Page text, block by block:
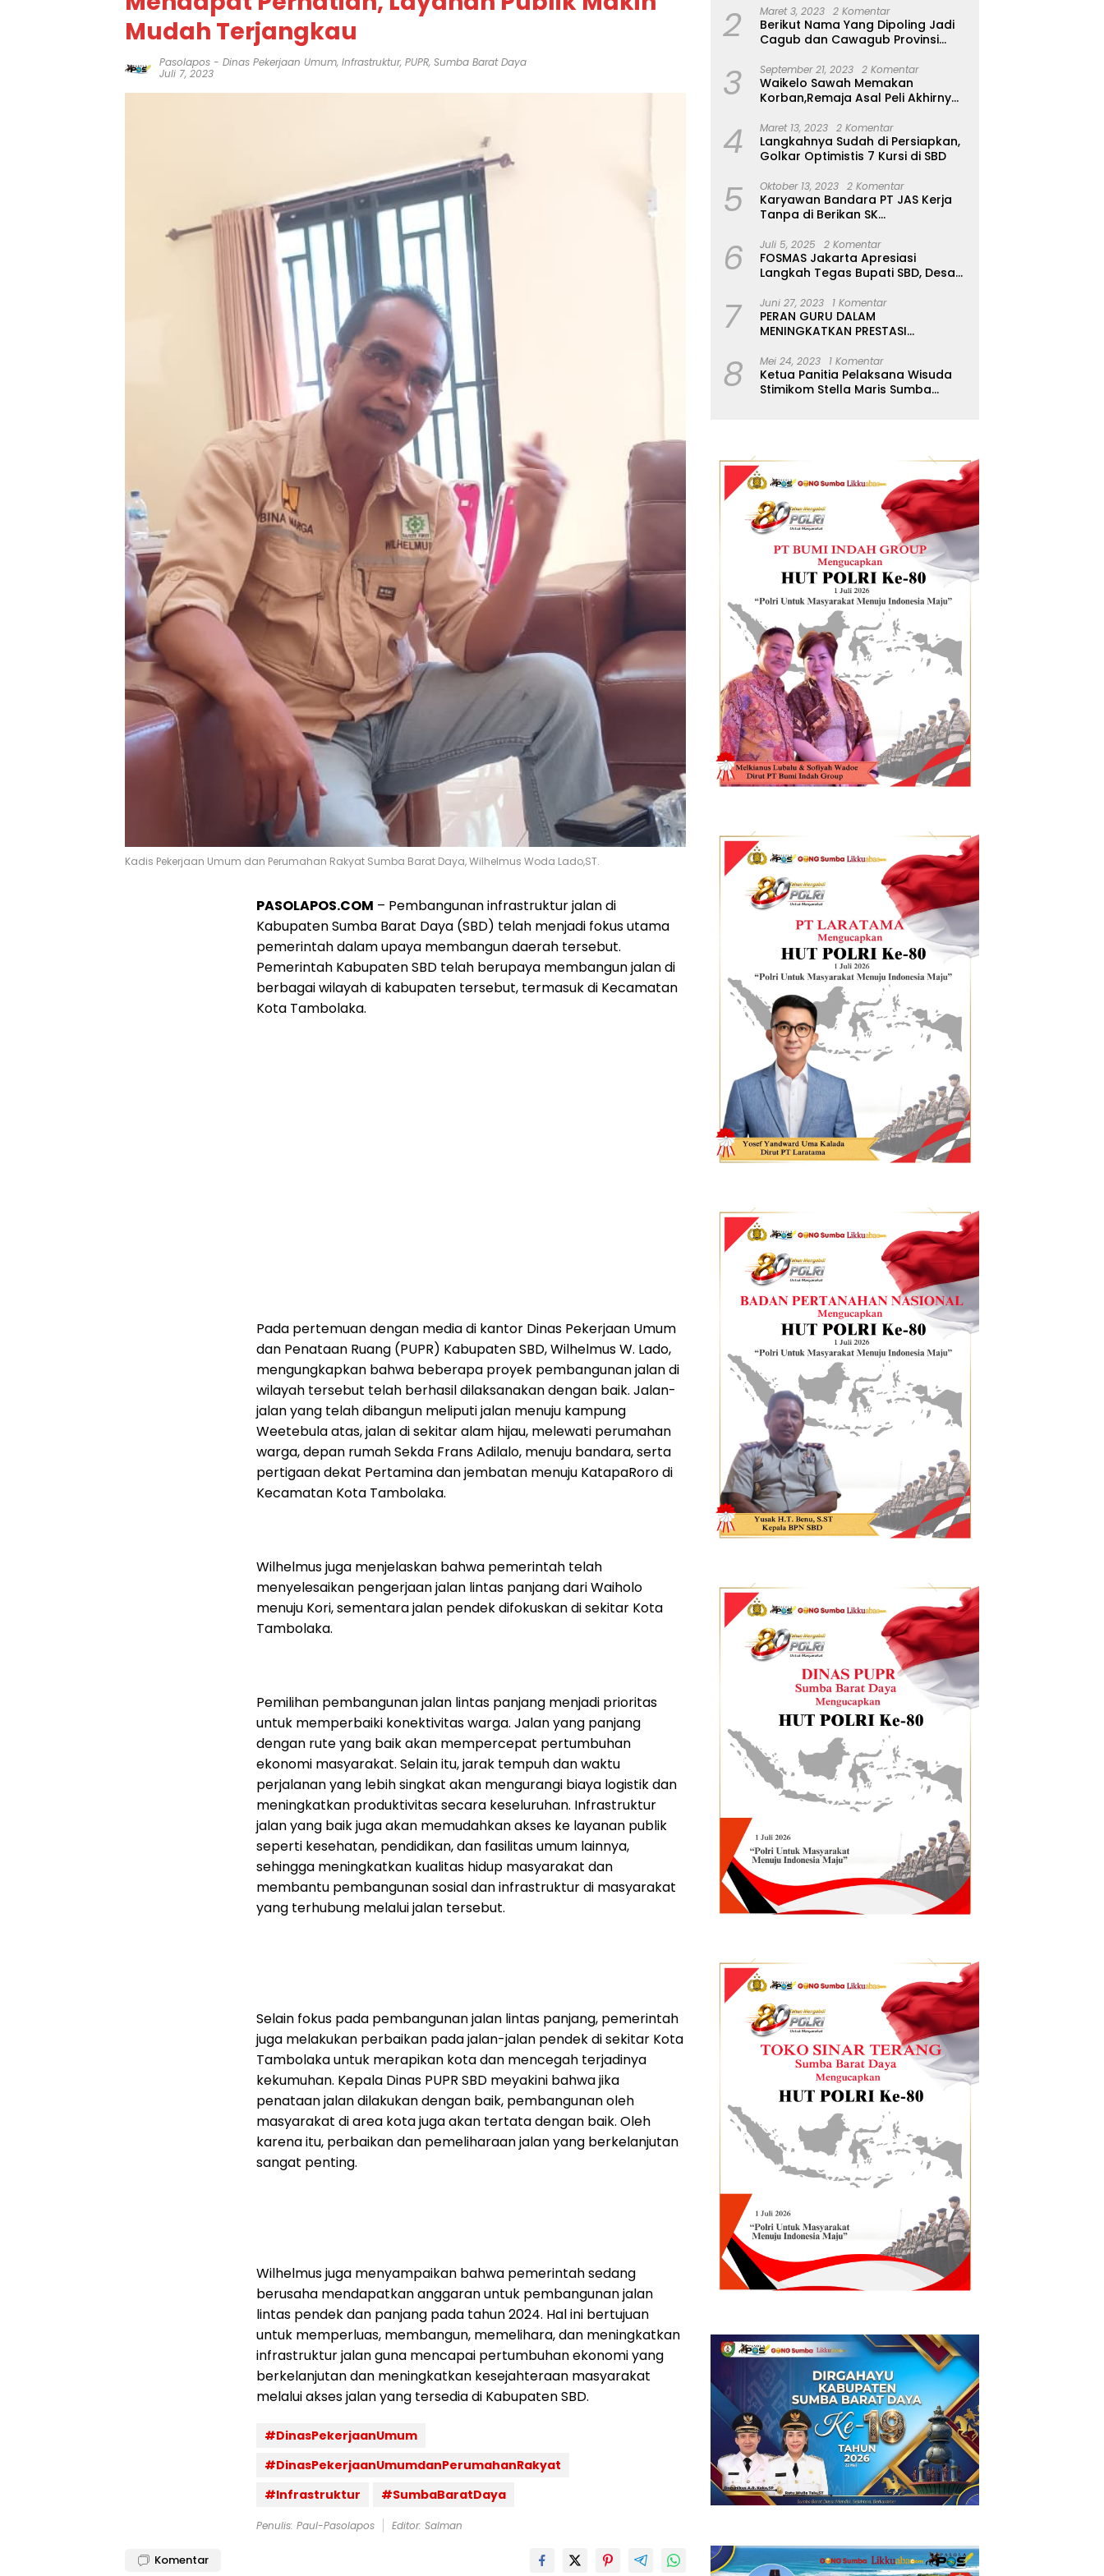
Mudah Terjangkau
Pasolapos - Dinas Pekerjaan Umum, Infrastruktur, PUPR, Sumba Barat Daya
Juli 7, 2023
Kadis Pekerjaan Umum dan Perumahan Rakyat Sumba Barat Daya, Wilhelmus Woda Lado,ST.
PASOLAPOS.COM – Pembangunan infrastruktur jalan di
Kabupaten Sumba Barat Daya (SBD) telah menjadi fokus utama
pemerintah dalam upaya membangun daerah tersebut.
Pemerintah Kabupaten SBD telah berupaya membangun jalan di
berbagai wilayah di kabupaten tersebut, termasuk di Kecamatan
Kota Tambolaka.
Pada pertemuan dengan media di kantor Dinas Pekerjaan Umum
dan Penataan Ruang (PUPR) Kabupaten SBD, Wilhelmus W. Lado,
mengungkapkan bahwa beberapa proyek pembangunan jalan di
wilayah tersebut telah berhasil dilaksanakan dengan baik. Jalan-
jalan yang telah dibangun meliputi jalan menuju kampung
Weetebula atas, jalan di sekitar alam hijau, melewati perumahan
warga, depan rumah Sekda Frans Adilalo, menuju bandara, serta
pertigaan dekat Pertamina dan jembatan menuju KatapaRoro di
Kecamatan Kota Tambolaka.
Wilhelmus juga menjelaskan bahwa pemerintah telah
menyelesaikan pengerjaan jalan lintas panjang dari Waiholo
menuju Kori, sementara jalan pendek difokuskan di sekitar Kota
Tambolaka.
Pemilihan pembangunan jalan lintas panjang menjadi prioritas
untuk memperbaiki konektivitas warga. Jalan yang panjang
dengan rute yang baik akan mempercepat pertumbuhan
ekonomi masyarakat. Selain itu, jarak tempuh dan waktu
perjalanan yang lebih singkat akan mengurangi biaya logistik dan
meningkatkan produktivitas secara keseluruhan. Infrastruktur
jalan yang baik juga akan memudahkan akses ke layanan publik
seperti kesehatan, pendidikan, dan fasilitas umum lainnya,
sehingga meningkatkan kualitas hidup masyarakat dan
membantu pembangunan sosial dan infrastruktur di masyarakat
yang terhubung melalui jalan tersebut.
Selain fokus pada pembangunan jalan lintas panjang, pemerintah
juga melakukan perbaikan pada jalan-jalan pendek di sekitar Kota
Tambolaka untuk merapikan kota dan mencegah terjadinya
kekumuhan. Kepala Dinas PUPR SBD meyakini bahwa jika
penataan jalan dilakukan dengan baik, pembangunan oleh
masyarakat di area kota juga akan tertata dengan baik. Oleh
karena itu, perbaikan dan pemeliharaan jalan yang berkelanjutan
sangat penting.
Wilhelmus juga menyampaikan bahwa pemerintah sedang
berusaha mendapatkan anggaran untuk pembangunan jalan
lintas pendek dan panjang pada tahun 2024. Hal ini bertujuan
untuk memperluas, membangun, memelihara, dan meningkatkan
infrastruktur jalan guna mencapai pertumbuhan ekonomi yang
berkelanjutan dan meningkatkan kesejahteraan masyarakat
melalui akses jalan yang tersedia di Kabupaten SBD.
#DinasPekerjaanUmum
#DinasPekerjaanUmumdanPerumahanRakyat
#Infrastruktur
#SumbaBaratDaya
Penulis: Paul-Pasolapos Editor: Salman
Komentar
2 Maret 3, 2023 2 Komentar
Berikut Nama Yang Dipoling Jadi
Cagub dan Cawagub Provinsi
3 September 21, 2023 2 Komentar
Waikelo Sawah Memakan
Korban,Remaja Asal Peli Akhirnya
4 Maret 13, 2023 2 Komentar
Langkahnya Sudah di Persiapkan,
Golkar Optimistis 7 Kursi di SBD
5 Oktober 13, 2023 2 Komentar
Karyawan Bandara PT JAS Kerja
Tanpa di Berikan SK
Tangan Tanpa di Bacakan Isinya
6 Juli 5, 2025 2 Komentar
FOSMAS Jakarta Apresiasi
Langkah Tegas Bupati SBD, Desak
7 Juni 27, 2023 1 Komentar
PERAN GURU DALAM
MENINGKATKAN PRESTASI
8 Mei 24, 2023 1 Komentar
Ketua Panitia Pelaksana Wisuda
Stimikom Stella Maris Sumba